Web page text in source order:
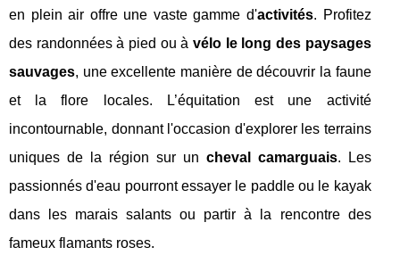
en plein air offre une vaste gamme d'activités. Profitez
des randonnées à pied ou à vélo le long des paysages
sauvages, une excellente manière de découvrir la faune
et la flore locales. L’équitation est une activité
incontournable, donnant l'occasion d'explorer les terrains
uniques de la région sur un cheval camarguais. Les
passionnés d'eau pourront essayer le paddle ou le kayak
dans les marais salants ou partir à la rencontre des
fameux flamants roses.